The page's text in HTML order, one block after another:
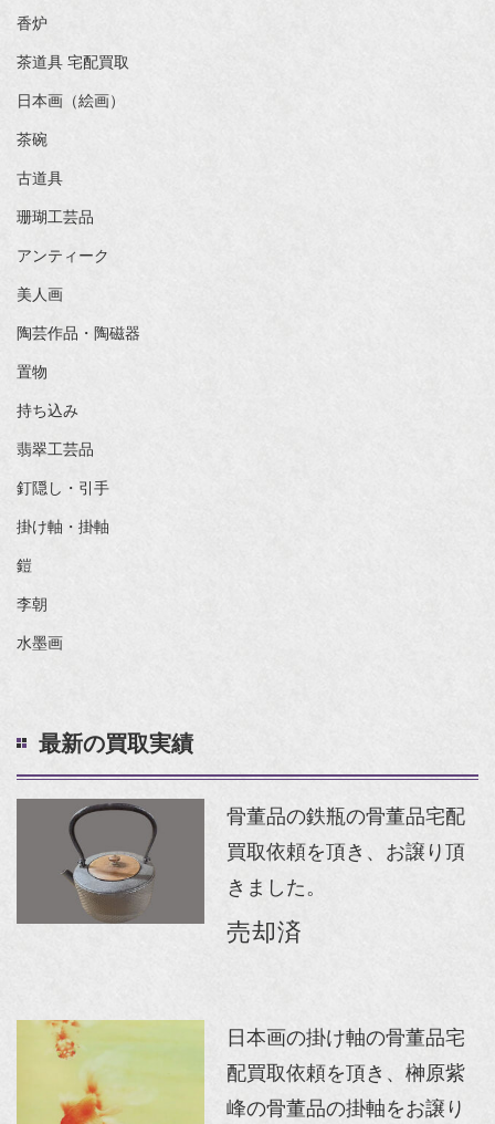
香炉
茶道具 宅配買取
日本画（絵画）
茶碗
古道具
珊瑚工芸品
アンティーク
美人画
陶芸作品・陶磁器
置物
持ち込み
翡翠工芸品
釘隠し・引手
掛け軸・掛軸
鎧
李朝
水墨画
最新の買取実績
骨董品の鉄瓶の骨董品宅配
買取依頼を頂き、お譲り頂
きました。
売却済
日本画の掛け軸の骨董品宅
配買取依頼を頂き、榊原紫
峰の骨董品の掛軸をお譲り